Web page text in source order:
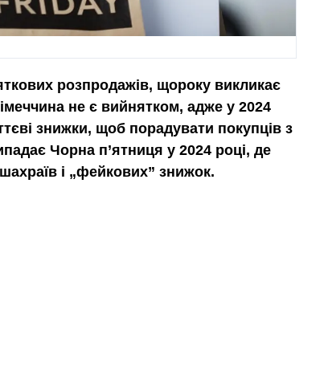
розпродажів, щороку викликає
не є вийнятком, адже у 2024
знижки, щоб порадувати покупців з
Чорна п’ятниця у 2024 році, де
і „фейкових” знижок.